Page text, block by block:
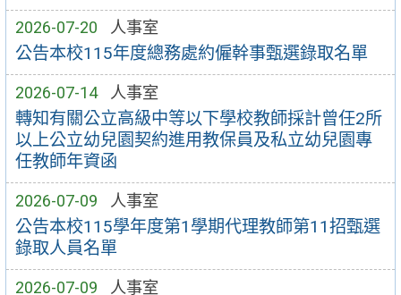
2026-07-20 人事室
公告本校115年度總務處約僱幹事甄選錄取名單
2026-07-14 人事室
轉知有關公立高級中等以下學校教師採計曾任2所
以上公立幼兒園契約進用教保員及私立幼兒園專
任教師年資函
2026-07-09 人事室
公告本校115學年度第1學期代理教師第11招甄選
錄取人員名單
2026-07-09 人事室